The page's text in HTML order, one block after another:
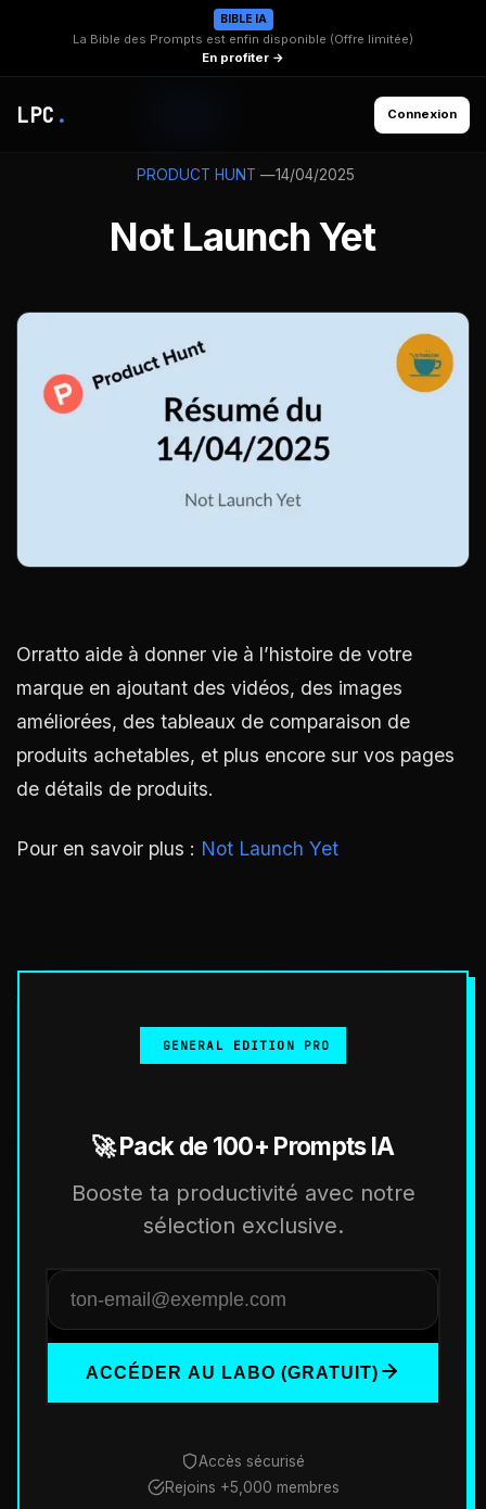
BIBLE IA
La Bible des Prompts est enfin disponible (Offre limitée)
En profiter →
LPC . Connexion
PRODUCT HUNT —14/04/2025
Not Launch Yet
Orratto aide à donner vie à l’histoire de votre
marque en ajoutant des vidéos, des images
améliorées, des tableaux de comparaison de
produits achetables, et plus encore sur vos pages
de détails de produits.
Pour en savoir plus : Not Launch Yet
GENERAL EDITION PRO
🚀 Pack de 100+ Prompts IA
Booste ta productivité avec notre
sélection exclusive.
ACCÉDER AU LABO (GRATUIT)
Accès sécurisé
Rejoins +5,000 membres